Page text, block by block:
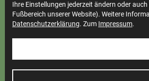
Ihre Einstellungen jederzeit ändern oder
Fußbereich unserer Website). Weitere
Datenschutzerklärung. Zum Impressum.
Teilnahmebedingungen
Cookie Einstellungen